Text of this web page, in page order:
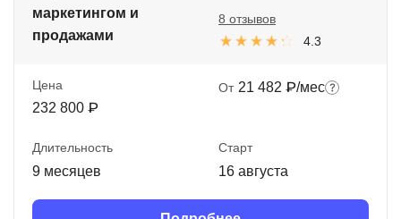
маркетингом и
продажами
4.3
8 отзывов
Цена
232 800 ₽
От 21 482 ₽/мес
Длительность
9 месяцев
Старт
16 августа